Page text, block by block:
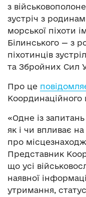
з
зустріч з
морської піхоти
Білинського — з
піхотинців
та Збройних Сил
Про це
Координаційного
«Одне із
як і чи впливає
про
Представник
що усі
наявної
утримання,